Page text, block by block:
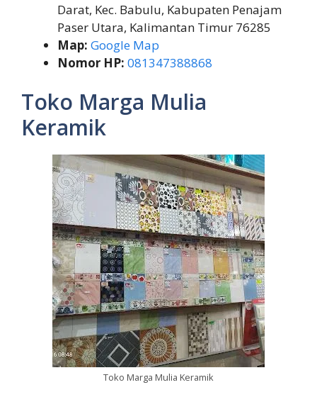
Darat, Kec. Babulu, Kabupaten Penajam
Paser Utara, Kalimantan Timur 76285
Map: Google Map
Nomor HP: 081347388868
Toko Marga Mulia
Keramik
Toko Marga Mulia Keramik